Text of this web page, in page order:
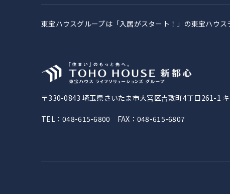
東宝ハウスグループは「入居がスタート！」の東宝ハウス
〒330-0843 埼玉県さいたま市大宮区吉敷町4丁目261-1
TEL：048-615-6800 FAX：048-615-6807